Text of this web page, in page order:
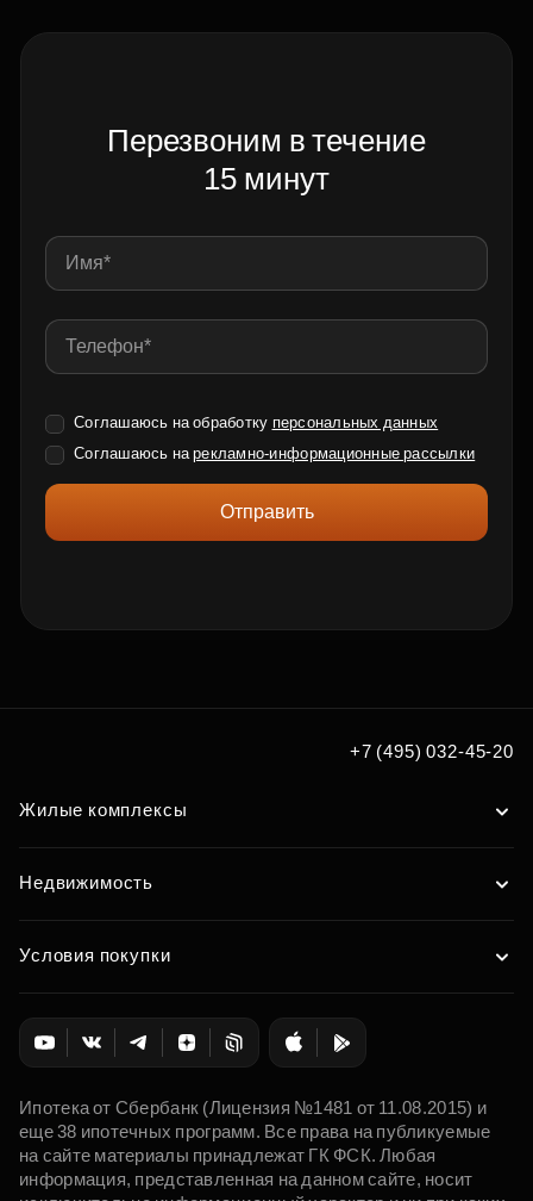
Перезвоним в течение
15 минут
Соглашаюсь на обработку персональных данных
Соглашаюсь нарекламно-информационные рассылки
Отправить
+7 (495) 032-45-20
Жилые комплексы
Недвижимость
Условия покупки
Ипотека от Сбербанк (Лицензия №1481 от 11.08.2015) и
еще 38 ипотечных программ. Все права на публикуемые
на сайте материалы принадлежат ГК ФСК. Любая
информация, представленная на данном сайте, носит